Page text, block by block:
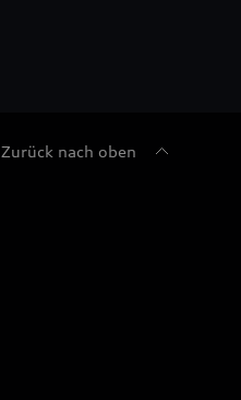
Zurück nach oben